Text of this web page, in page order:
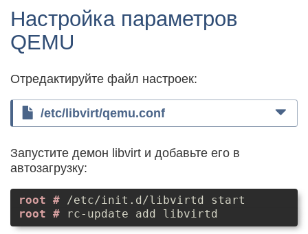
Настройка параметров
QEMU
Отредактируйте файл настроек:
/etc/libvirt/qemu.conf
Запустите демон libvirt и добавьте его в
автозагрузку:
/etc/init.d/libvirtd start
rc-update add libvirtd